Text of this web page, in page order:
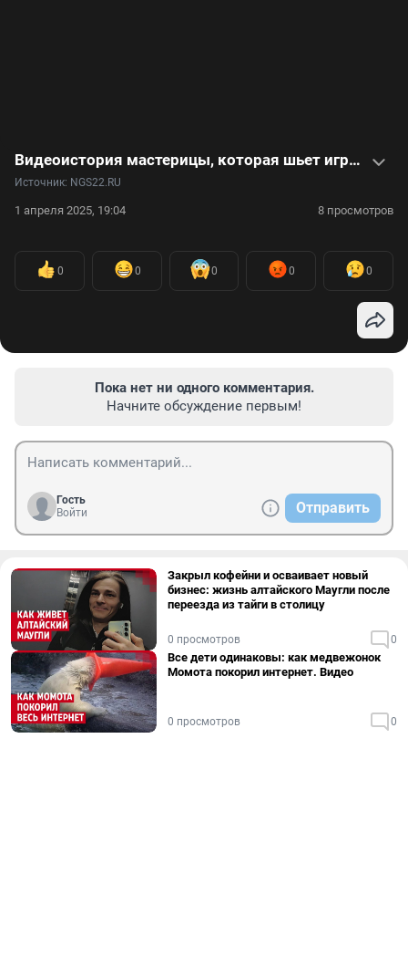
Видеоистория мастерицы, которая шьет игрушечных духов
Источник: NGS22.RU
1 апреля 2025, 19:04 8 просмотров
0 0 0 0 0
Пока нет ни одного комментария.
Начните обсуждение первым!
Гость
Войти
Отправить
Закрыл кофейни и осваивает новый
бизнес: жизнь алтайского Маугли после
переезда из тайги в столицу
0 просмотров 0
Все дети одинаковы: как медвежонок
Момота покорил интернет. Видео
0 просмотров 0